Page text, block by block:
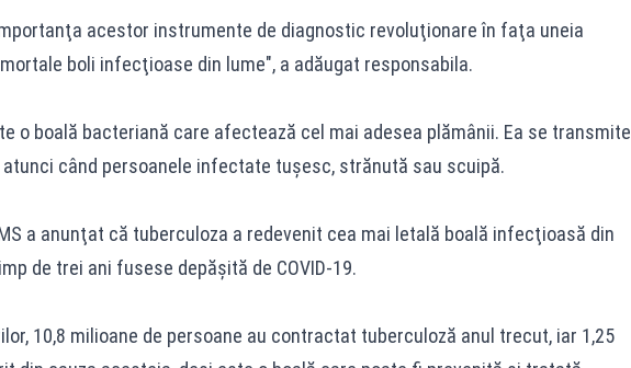
acestor instrumente de diagnostic revoluţionare în faţa uneia
boli infecţioase din lume", a adăugat responsabila.
o boală bacteriană care afectează cel mai adesea plămânii. Ea se transmite
atunci când persoanele infectate tuşesc, strănută sau scuipă.
a anunţat că tuberculoza a redevenit cea mai letală boală infecţioasă din
de trei ani fusese depăşită de COVID-19.
10,8 milioane de persoane au contractat tuberculoză anul trecut, iar 1,25